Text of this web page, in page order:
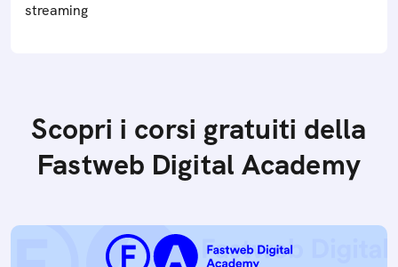
streaming
Scopri i corsi gratuiti della
Fastweb Digital Academy